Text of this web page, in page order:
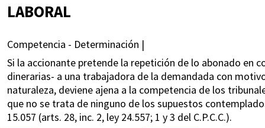
LABORAL
Competencia - Determinación |
Si la accionante pretende la repetición de lo abonado en
dinerarias- a una trabajadora de la demandada con
naturaleza, deviene ajena a la competencia de los
que no se trata de ninguno de los supuestos
15.057 (arts. 28, inc. 2, ley 24.557; 1 y 3 del C.P.C.C.).